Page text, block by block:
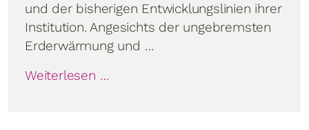
und der bisherigen Entwicklungslinien ihrer
Institution. Angesichts der ungebremsten
Erderwärmung und …
Weiterlesen …